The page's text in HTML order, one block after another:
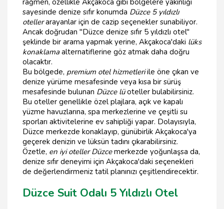
rağmen, özellikle Akçakoca gibi bölgelere yakınlığı
sayesinde denize sıfır konumda Düzce 5 yıldızlı
otellerarayanlar için de cazip seçenekler sunabiliyor.
Ancak doğrudan "Düzce denize sıfır 5 yıldızlı otel"
şeklinde bir arama yapmak yerine, Akçakoca'daki lüks
konaklamaalternatiflerine göz atmak daha doğru
olacaktır.
Bu bölgede, premium otel hizmetleriile öne çıkan ve
denize yürüme mesafesinde veya kısa bir sürüş
mesafesinde bulunan Düzce lüoteller bulabilirsiniz.
Bu oteller genellikle özel plajlara, açık ve kapalı
yüzme havuzlarına, spa merkezlerine ve çeşitli su
sporları aktivitelerine ev sahipliği yapar. Dolayısıyla,
Düzce merkezde konaklayıp, günübirlik Akçakoca'ya
geçerek denizin ve lüksün tadını çıkarabilirsiniz.
Özetle, en iyi oteller Düzcemerkezde yoğunlaşsa da,
denize sıfır deneyimi için Akçakoca'daki seçenekleri
de değerlendirmeniz tatil planınızı çeşitlendirecektir.
Düzce Suit Odalı 5 Yıldızlı Otel